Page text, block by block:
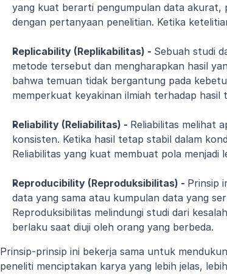
yang kuat berarti pengumpulan data akurat,
dengan pertanyaan penelitian. Ketika
Replicability (Replikabilitas) - Sebuah studi
metode tersebut dan mengharapkan hasil
bahwa temuan tidak bergantung pada
memperkuat keyakinan ilmiah terhadap hasil
Reliability (Reliabilitas) - Reliabilitas melihat
konsisten. Ketika hasil tetap stabil dalam
Reliabilitas yang kuat membuat pola menjadi
Reproducibility (Reproduksibilitas) - Prinsip
data yang sama atau kumpulan data yang
Reproduksibilitas melindungi studi dari
berlaku saat diuji oleh orang yang berbeda.
Prinsip-prinsip ini bekerja sama untuk
peneliti menciptakan karya yang lebih jelas,